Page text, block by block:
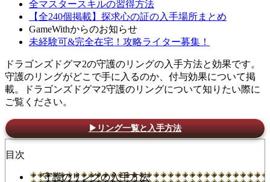
全マスタースキルの習得方法
【全240個掲載】探求心の証の入手場所まとめ
GameWithからのお知らせ
未経験可&完全在宅！攻略ライター募集！
ドラゴンズドグマ2の守護のリングの入手方法と効果です。
守護のリングがどこで手に入るのか、付与効果について掲
載。ドラゴンズドグマ2守護のリングについて知りたい際に
ご覧ください。
▶リング一覧と入手方法
目次
守護のリングの入手方法